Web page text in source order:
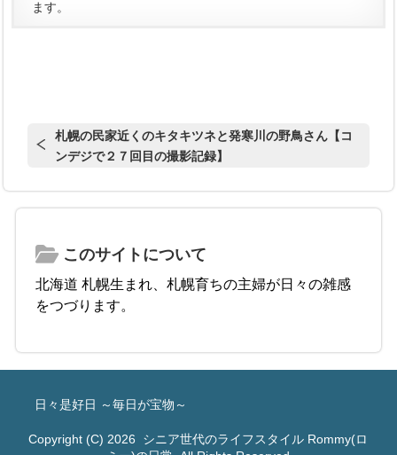
ます。
札幌の民家近くのキタキツネと発寒川の野鳥さん【コ
ンデジで２７回目の撮影記録】
このサイトについて
北海道 札幌生まれ、札幌育ちの主婦が日々の雑感
をつづります。
日々是好日 ～毎日が宝物～
Copyright (C) 2026 シニア世代のライフスタイル Rommy(ロ